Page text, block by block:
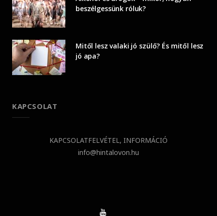
beszélgessünk róluk?
Mitől lesz valaki jó szülő? És mitől lesz
jó apa?
KAPCSOLAT
KAPCSOLATFELVÉTEL, INFORMÁCIÓ
info@hintalovon.hu